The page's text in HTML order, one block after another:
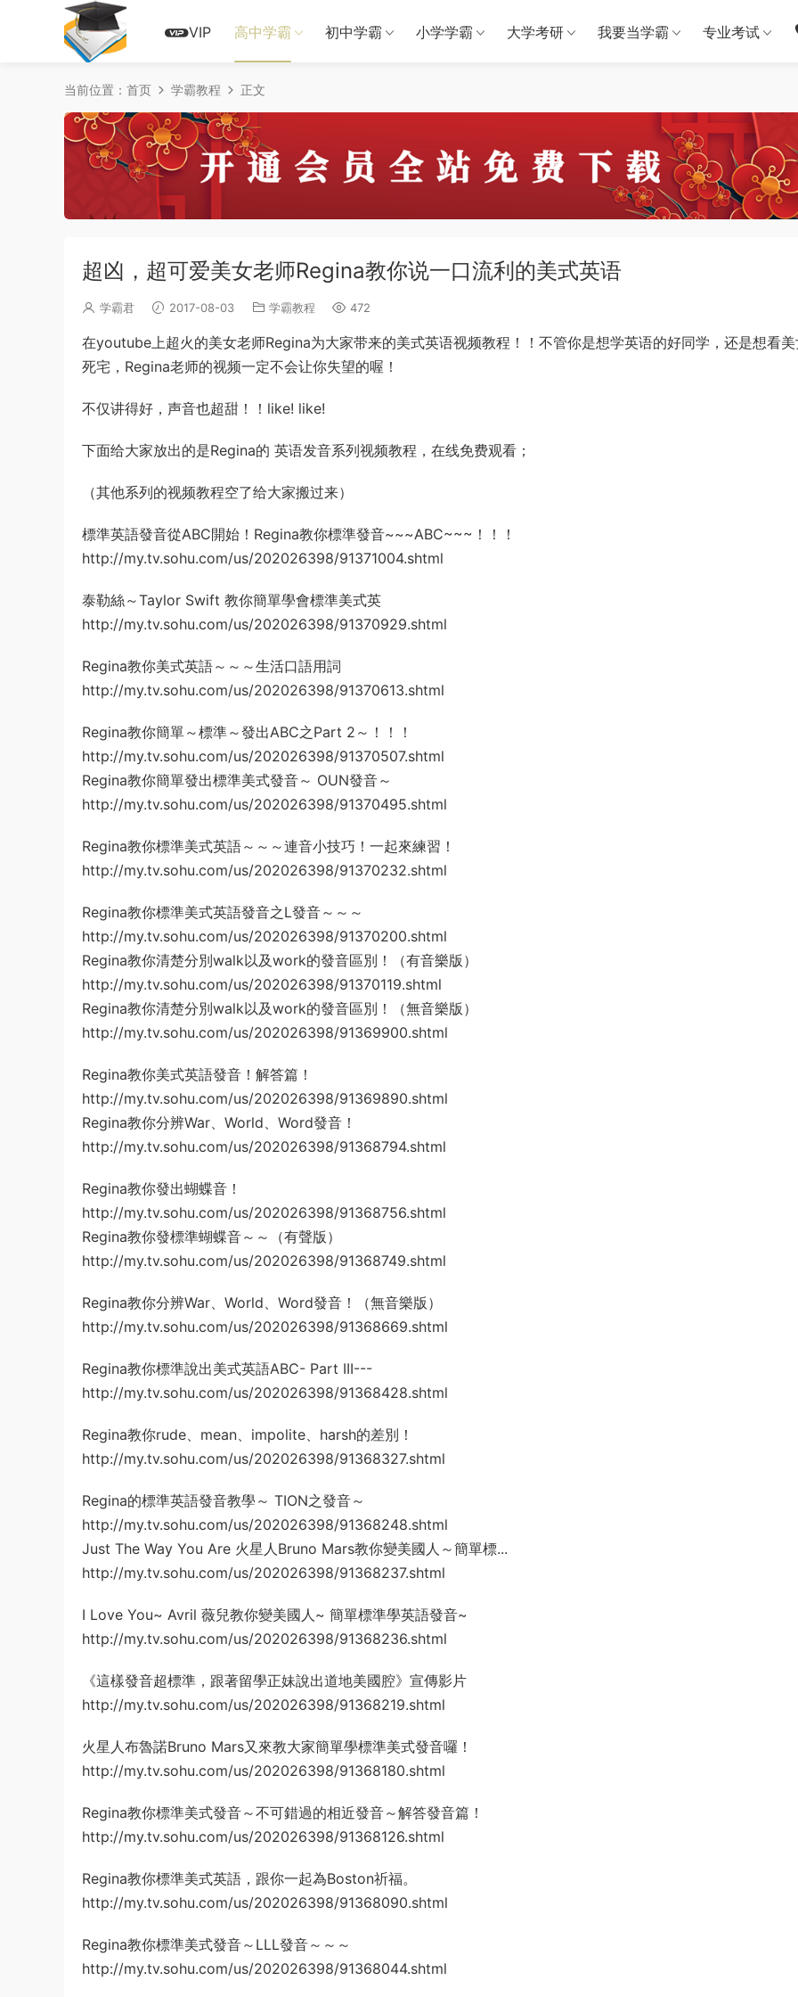
VIP 高中学霸 初中学霸 小学学霸 大学考研 我要当学霸 专业考试
当前位置： 首页 学霸教程 正文
超凶，超可爱美女老师Regina教你说一口流利的美式英语
学霸君 2017-08-03 学霸教程 472
在youtube上超火的美女老师Regina为大家带来的美式英语视频教程！！不管你是想学英语的好同学，还是想看美
死宅，Regina老师的视频一定不会让你失望的喔！
不仅讲得好，声音也超甜！！like! like!
下面给大家放出的是Regina的 英语发音系列视频教程，在线免费观看；
（其他系列的视频教程空了给大家搬过来）
標準英語發音從ABC開始！Regina教你標準發音~~~ABC~~~！！！
http://my.tv.sohu.com/us/202026398/91371004.shtml
泰勒絲～Taylor Swift 教你簡單學會標準美式英
http://my.tv.sohu.com/us/202026398/91370929.shtml
Regina教你美式英語～～～生活口語用詞
http://my.tv.sohu.com/us/202026398/91370613.shtml
Regina教你簡單～標準～發出ABC之Part 2～！！！
http://my.tv.sohu.com/us/202026398/91370507.shtml
Regina教你簡單發出標準美式發音～ OUN發音～
http://my.tv.sohu.com/us/202026398/91370495.shtml
Regina教你標準美式英語～～～連音小技巧！一起來練習！
http://my.tv.sohu.com/us/202026398/91370232.shtml
Regina教你標準美式英語發音之L發音～～～
http://my.tv.sohu.com/us/202026398/91370200.shtml
Regina教你清楚分別walk以及work的發音區別！（有音樂版）
http://my.tv.sohu.com/us/202026398/91370119.shtml
Regina教你清楚分別walk以及work的發音區別！（無音樂版）
http://my.tv.sohu.com/us/202026398/91369900.shtml
Regina教你美式英語發音！解答篇！
http://my.tv.sohu.com/us/202026398/91369890.shtml
Regina教你分辨War、World、Word發音！
http://my.tv.sohu.com/us/202026398/91368794.shtml
Regina教你發出蝴蝶音！
http://my.tv.sohu.com/us/202026398/91368756.shtml
Regina教你發標準蝴蝶音～～（有聲版）
http://my.tv.sohu.com/us/202026398/91368749.shtml
Regina教你分辨War、World、Word發音！（無音樂版）
http://my.tv.sohu.com/us/202026398/91368669.shtml
Regina教你標準說出美式英語ABC- Part III---
http://my.tv.sohu.com/us/202026398/91368428.shtml
Regina教你rude、mean、impolite、harsh的差別！
http://my.tv.sohu.com/us/202026398/91368327.shtml
Regina的標準英語發音教學～ TION之發音～
http://my.tv.sohu.com/us/202026398/91368248.shtml
Just The Way You Are 火星人Bruno Mars教你變美國人～簡單標...
http://my.tv.sohu.com/us/202026398/91368237.shtml
I Love You~ Avril 薇兒教你變美國人~ 簡單標準學英語發音~
http://my.tv.sohu.com/us/202026398/91368236.shtml
《這樣發音超標準，跟著留學正妹說出道地美國腔》宣傳影片
http://my.tv.sohu.com/us/202026398/91368219.shtml
火星人布魯諾Bruno Mars又來教大家簡單學標準美式發音囉！
http://my.tv.sohu.com/us/202026398/91368180.shtml
Regina教你標準美式發音～不可錯過的相近發音～解答發音篇！
http://my.tv.sohu.com/us/202026398/91368126.shtml
Regina教你標準美式英語，跟你一起為Boston祈福。
http://my.tv.sohu.com/us/202026398/91368090.shtml
Regina教你標準美式發音～LLL發音～～～
http://my.tv.sohu.com/us/202026398/91368044.shtml